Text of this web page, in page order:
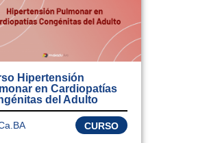
Hipertensión
en Cardiopatías
del Adulto
CURSO